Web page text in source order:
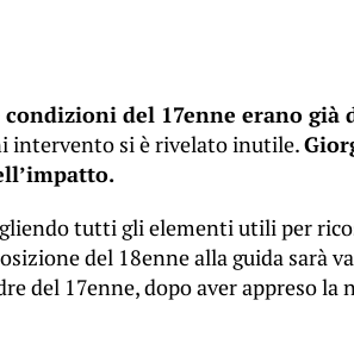
condizioni del 17enne erano già
intervento si è rivelato inutile.
tutti gli elementi utili per
del 18enne alla guida sarà
del 17enne, dopo aver appreso